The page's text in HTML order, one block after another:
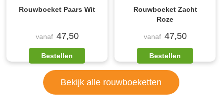
Rouwboeket Paars Wit
vanaf 47,50
Bestellen
Rouwboeket Zacht
Roze
vanaf 47,50
Bestellen
Bekijk alle rouwboeketten